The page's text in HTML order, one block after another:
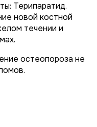
Терипаратид.
новой костной
течении и
остеопороза не